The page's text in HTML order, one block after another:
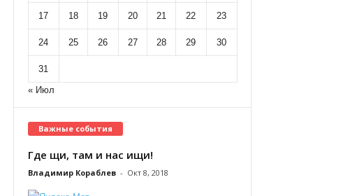
17 18 19 20 21 22 23
24 25 26 27 28 29 30
31
« Июл
Важные события
Где щи, там и нас ищи!
Владимир Кораблев - Окт 8, 2018